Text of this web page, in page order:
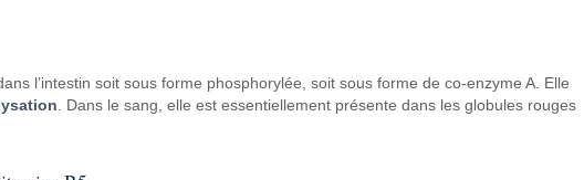
l’intestin soit sous forme phosphorylée, soit sous forme de co-enzyme A. Elle
. Dans le sang, elle est essentiellement présente dans les globules rouges